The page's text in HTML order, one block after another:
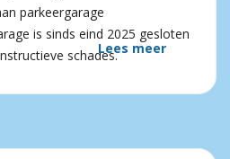
parkeergarage
is sinds eind 2025 gesloten
schades.Lees meer